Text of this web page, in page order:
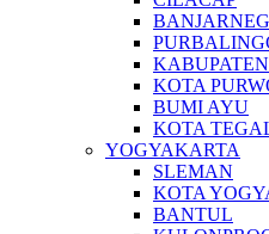
KOTA
BUMI AYU
KOTA
YOGYAKARTA
SLEMAN
KOTA
BANTUL